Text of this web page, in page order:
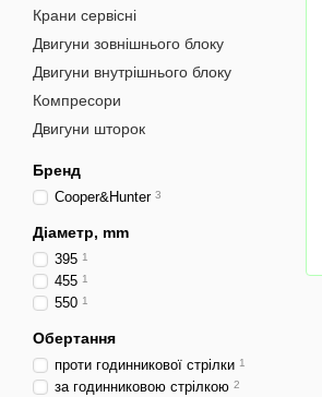
Крани сервісні
Двигуни зовнішнього блоку
Двигуни внутрішнього блоку
Компресори
Двигуни шторок
Бренд
Cooper&Hunter 3
Діаметр, mm
395 1
455 1
550 1
Обертання
проти годинникової стрілки 1
за годинниковою стрілкою 2